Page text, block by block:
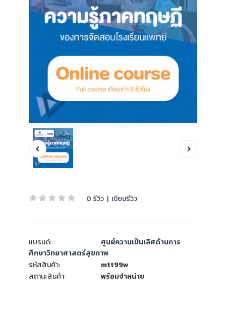
0 รีวิว | เขียนรีวิว
แบรนด์:
ศูนย์ความเป็นเลิศด้านการ
ศึกษาวิทยาศาสตร์สุขภาพ
รหัสสินค้า:
mtt99w
สถานะสินค้า:
พร้อมจำหน่าย